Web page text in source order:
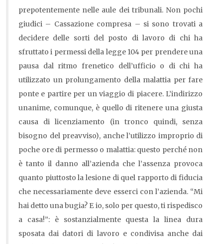
prepotentemente nelle aule dei tribunali. Non pochi
giudici – Cassazione compresa – si sono trovati a
decidere delle sorti del posto di lavoro di chi ha
sfruttato i permessi della legge 104 per prendere una
pausa dal ritmo frenetico dell’ufficio o di chi ha
utilizzato un prolungamento della malattia per fare
ponte e partire per un viaggio di piacere. L’indirizzo
unanime, comunque, è quello di ritenere una giusta
causa di licenziamento (in tronco quindi, senza
bisogno del preavviso), anche l’utilizzo improprio di
poche ore di permesso o malattia: questo perché non
è tanto il danno all’azienda che l’assenza provoca
quanto piuttosto la lesione di quel rapporto di fiducia
che necessariamente deve esserci con l’azienda. “Mi
hai detto una bugia? E io, solo per questo, ti rispedisco
a casa!”: è sostanzialmente questa la linea dura
sposata dai datori di lavoro e condivisa anche dai